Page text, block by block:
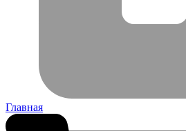
Главная